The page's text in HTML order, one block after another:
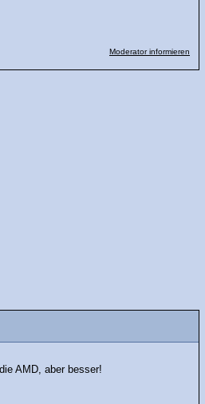
Moderator informieren
AMD, aber besser!